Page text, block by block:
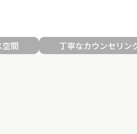
空間 丁寧なカウンセリン